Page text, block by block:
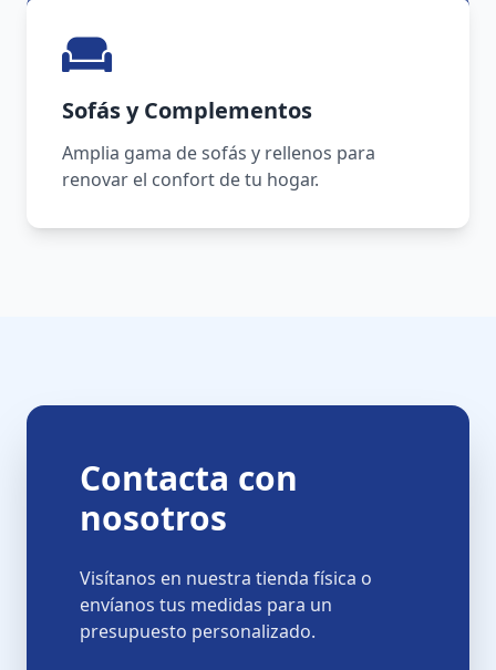
Sofás y Complementos
Amplia gama de sofás y rellenos para
renovar el confort de tu hogar.
Contacta con
nosotros
Visítanos en nuestra tienda física o
envíanos tus medidas para un
presupuesto personalizado.